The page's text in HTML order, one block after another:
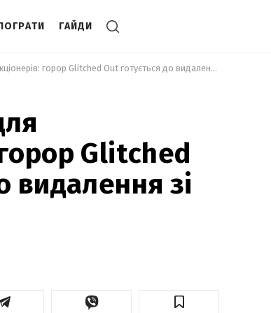
ГАЙДИ
Останній шанс для колекціонерів: горор Glitched Out готується до видалення зі Steam
Glitched
видалення зі